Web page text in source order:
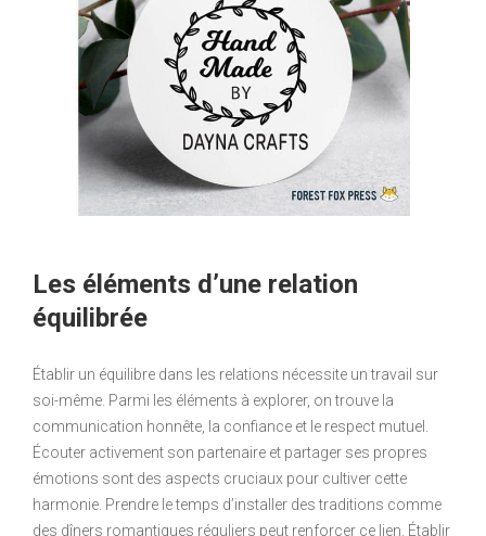
Les éléments d’une relation
équilibrée
Établir un équilibre dans les relations nécessite un travail sur
soi-même. Parmi les éléments à explorer, on trouve la
communication honnête, la confiance et le respect mutuel.
Écouter activement son partenaire et partager ses propres
émotions sont des aspects cruciaux pour cultiver cette
harmonie. Prendre le temps d’installer des traditions comme
des dîners romantiques réguliers peut renforcer ce lien. Établir